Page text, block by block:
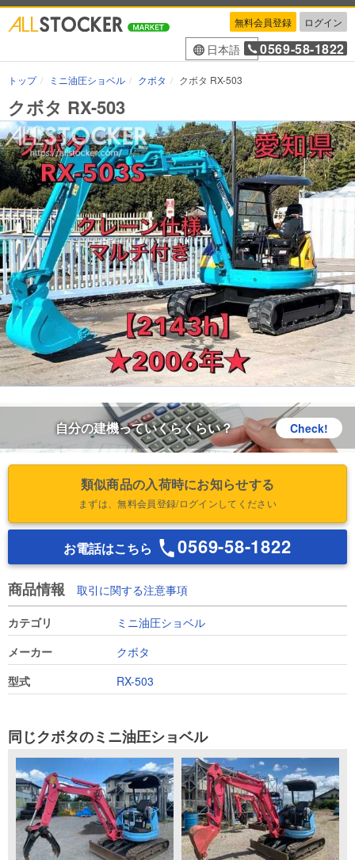
無料会員登録 ログイン
日本語 0569-58-1822
トップ ミニ油圧ショベル クボタ クボタ RX-503
クボタ RX-503
自分の建機っていくらくらい？ Check!
類似商品の入荷時にお知らせする
まずは、無料会員登録/ログインしてください
お電話はこちら 0569-58-1822
商品情報 取引に関する注意事項
カテゴリ
ミニ油圧ショベル
メーカー
クボタ
型式
RX-503
同じクボタのミニ油圧ショベル